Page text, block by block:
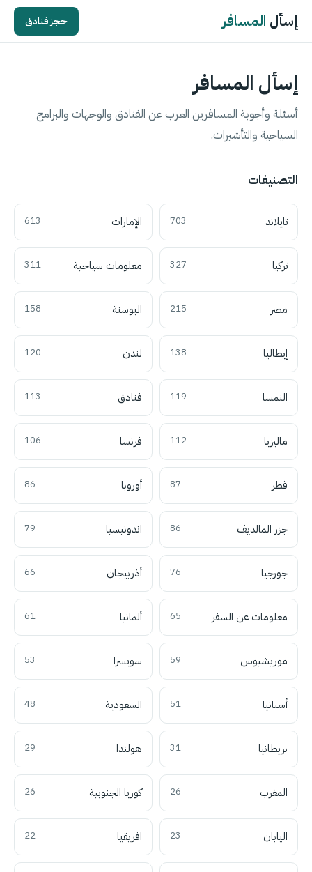
إسأل المسافر حجز فنادق
إسأل المسافر
أسئلة وأجوبة المسافرين العرب عن الفنادق والوجهات والبرامج
السياحية والتأشيرات.
التصنيفات
تايلاند 703 الإمارات 613
تركيا 327 معلومات سياحية 311
مصر 215 البوسنة 158
إيطاليا 138 لندن 120
النمسا 119 فنادق 113
ماليزيا 112 فرنسا 106
قطر 87 أوروبا 86
جزر المالديف 86 اندونيسيا 79
جورجيا 76 أذربيجان 66
معلومات عن السفر 65 ألمانيا 61
موريشيوس 59 سويسرا 53
أسبانيا 51 السعودية 48
بريطانيا 31 هولندا 29
المغرب 26 كوريا الجنوبية 26
اليابان 23 افريقيا 22